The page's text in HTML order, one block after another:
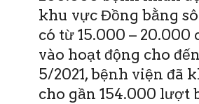
khu vực Đồng bằng
có từ 15.000 – 20.000
vào hoạt động cho
5/2021, bệnh viện đã
cho gần 154.000 lượt